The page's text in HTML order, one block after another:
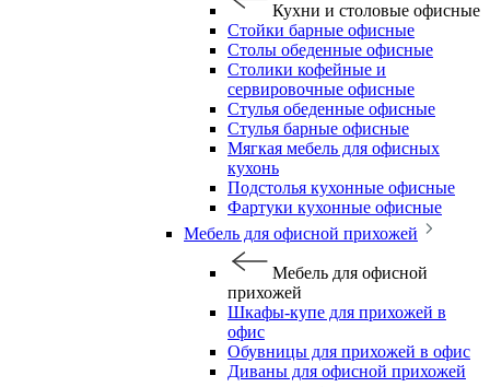
Кухни и столовые офисные
Стойки барные офисные
Столы обеденные офисные
Столики кофейные и
сервировочные офисные
Стулья обеденные офисные
Стулья барные офисные
Мягкая мебель для офисных
кухонь
Подстолья кухонные офисные
Фартуки кухонные офисные
Мебель для офисной прихожей
Мебель для офисной
прихожей
Шкафы-купе для прихожей в
офис
Обувницы для прихожей в офис
Диваны для офисной прихожей